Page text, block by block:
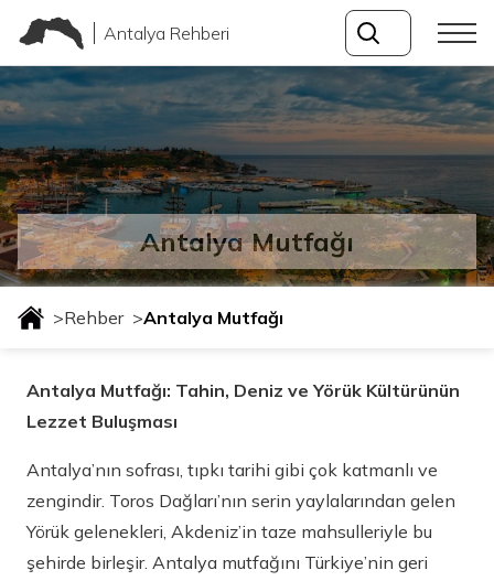
Antalya Rehberi
Antalya Mutfağı
>Rehber >Antalya Mutfağı
Antalya Mutfağı: Tahin, Deniz ve Yörük Kültürünün
Lezzet Buluşması
Antalya’nın sofrası, tıpkı tarihi gibi çok katmanlı ve
zengindir. Toros Dağları’nın serin yaylalarından gelen
Yörük gelenekleri, Akdeniz’in taze mahsulleriyle bu
şehirde birleşir. Antalya mutfağını Türkiye’nin geri